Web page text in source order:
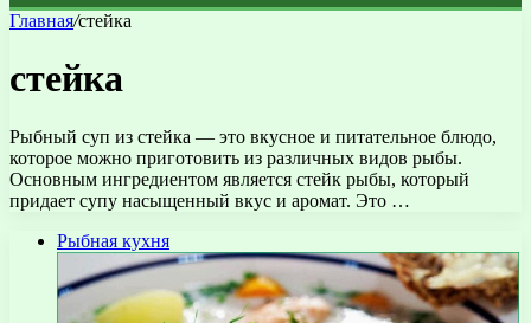
Главная/стейка
стейка
Рыбный суп из стейка — это вкусное и питательное блюдо,
которое можно приготовить из различных видов рыбы.
Основным ингредиентом является стейк рыбы, который
придает супу насыщенный вкус и аромат. Это …
Рыбная кухня